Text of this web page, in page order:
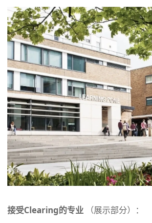
接受Clearing的专业 （展示部分）：